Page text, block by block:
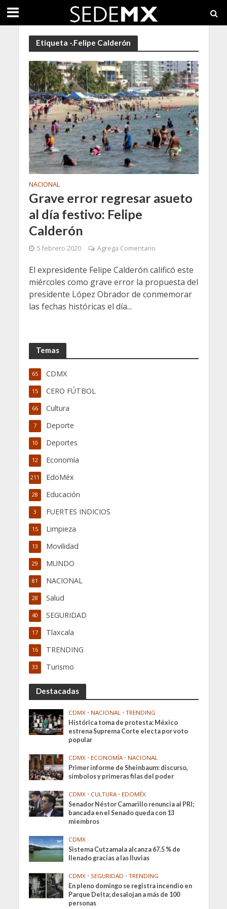
Etiqueta -.Felipe Calderón
NACIONAL
Grave error regresar asueto
al día festivo: Felipe
Calderón
5 febrero 2020 Agrega Comentario
El expresidente Felipe Calderón calificó este
miércoles como grave error la propuesta del
presidente López Obrador de conmemorar
las fechas históricas el día...
Temas
CDMX
65
CERO FÚTBOL
15
Cultura
66
Deporte
7
Deportes
10
Economía
12
EdoMéx
211
Educación
28
FUERTES INDICIOS
3
Limpieza
15
Movilidad
13
MUNDO
29
NACIONAL
81
Salud
28
SEGURIDAD
40
Tlaxcala
17
TRENDING
16
Turismo
33
Destacadas
CDMX • NACIONAL • TRENDING
Histórica toma de protesta: México
estrena Suprema Corte electa por voto
popular
CDMX • ECONOMÍA • NACIONAL
Primer informe de Sheinbaum: discurso,
símbolos y primeras filas del poder
CDMX • CULTURA • EDOMÉX
Senador Néstor Camarillo renuncia al PRI;
bancada en el Senado queda con 13
miembros
CDMX
Sistema Cutzamala alcanza 67.5 % de
llenado gracias a las lluvias
CDMX • SEGURIDAD • TRENDING
En pleno domingo se registra incendio en
Parque Delta; desalojan a más de 100
personas